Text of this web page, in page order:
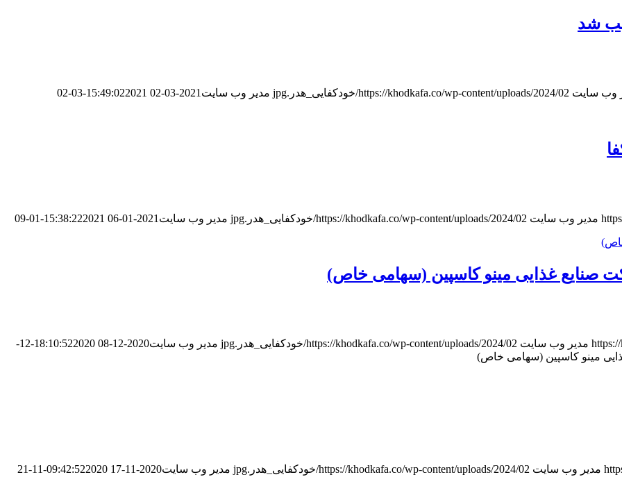
وب سایت https://khodkafa.co/wp-content/uploads/2024/02/خودکفایی_هدر.jpg مدیر وب سایت 2021-03-02 15:49:02
2021-03-02
مدیر وب سایت https://khodkafa.co/wp-content/uploads/2024/02/خودکفایی_هدر.jpg مدیر وب سایت 2021-01-06 15:38:22
2021-01-09
مدیر وب سایت https://khodkafa.co/wp-content/uploads/2024/02/خودکفایی_هدر.jpg مدیر وب سایت2020-12-08 18:10:52
2020-12-
مدیر وب سایت https://khodkafa.co/wp-content/uploads/2024/02/خودکفایی_هدر.jpg مدیر وب سایت2020-11-17 09:42:52
2020-11-21